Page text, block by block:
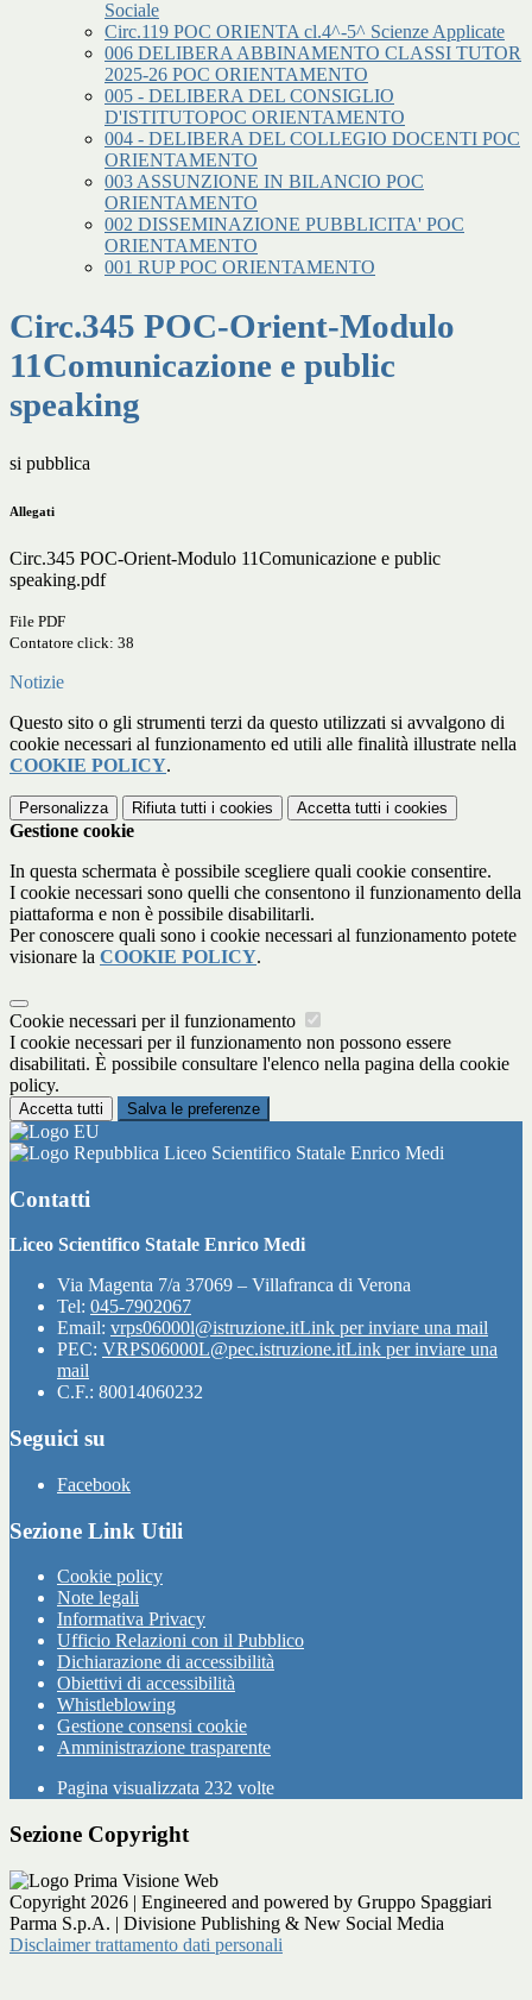
Sociale
Circ.119 POC ORIENTA cl.4^-5^ Scienze Applicate
006 DELIBERA ABBINAMENTO CLASSI TUTOR
2025-26 POC ORIENTAMENTO
005 - DELIBERA DEL CONSIGLIO
D'ISTITUTOPOC ORIENTAMENTO
004 - DELIBERA DEL COLLEGIO DOCENTI POC
ORIENTAMENTO
003 ASSUNZIONE IN BILANCIO POC
ORIENTAMENTO
002 DISSEMINAZIONE PUBBLICITA' POC
ORIENTAMENTO
001 RUP POC ORIENTAMENTO
Circ.345 POC-Orient-Modulo
11Comunicazione e public
speaking
si pubblica
Allegati
Circ.345 POC-Orient-Modulo 11Comunicazione e public
speaking.pdf
File PDF
Contatore click: 38
Notizie
Questo sito o gli strumenti terzi da questo utilizzati si avvalgono di
cookie necessari al funzionamento ed utili alle finalità illustrate nella
COOKIE POLICY.
Personalizza Rifiuta tutti i cookies Accetta tutti i cookies
Gestione cookie
In questa schermata è possibile scegliere quali cookie consentire.
I cookie necessari sono quelli che consentono il funzionamento della
piattaforma e non è possibile disabilitarli.
Per conoscere quali sono i cookie necessari al funzionamento potete
visionare la COOKIE POLICY.
Cookie necessari per il funzionamento
I cookie necessari per il funzionamento non possono essere
disabilitati. È possibile consultare l'elenco nella pagina della cookie
policy.
Accetta tutti Salva le preferenze
Liceo Scientifico Statale Enrico Medi
Contatti
Liceo Scientifico Statale Enrico Medi
Via Magenta 7/a 37069 – Villafranca di Verona
Tel: 045-7902067
Email: vrps06000l@istruzione.itLink per inviare una mail
PEC: VRPS06000L@pec.istruzione.itLink per inviare una
mail
C.F.: 80014060232
Seguici su
Facebook
Sezione Link Utili
Cookie policy
Note legali
Informativa Privacy
Ufficio Relazioni con il Pubblico
Dichiarazione di accessibilità
Obiettivi di accessibilità
Whistleblowing
Gestione consensi cookie
Amministrazione trasparente
Pagina visualizzata 232 volte
Sezione Copyright
Copyright 2026 | Engineered and powered by Gruppo Spaggiari
Parma S.p.A. | Divisione Publishing & New Social Media
Disclaimer trattamento dati personali